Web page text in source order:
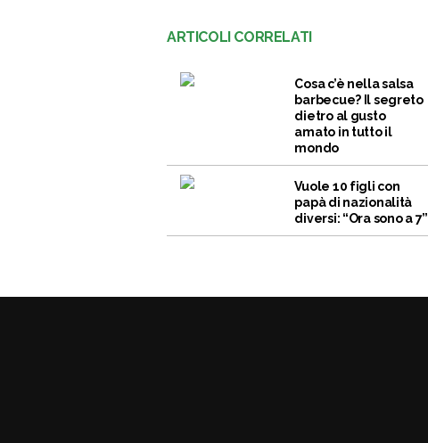
ARTICOLI CORRELATI
Cosa c’è nella salsa
barbecue? Il segreto
dietro al gusto
amato in tutto il
mondo
Vuole 10 figli con
papà di nazionalità
diversi: “Ora sono a 7”